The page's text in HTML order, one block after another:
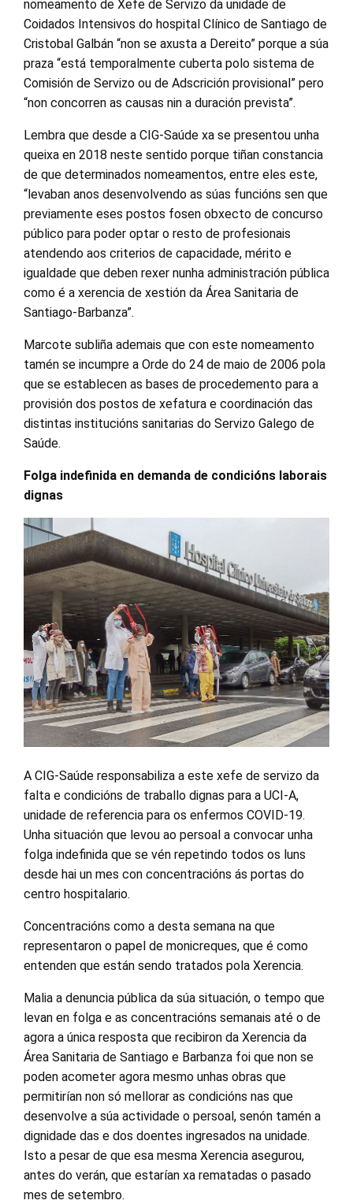
nomeamento de Xefe de Servizo da unidade de
Coidados Intensivos do hospital Clínico de Santiago de
Cristobal Galbán “non se axusta a Dereito” porque a súa
praza “está temporalmente cuberta polo sistema de
Comisión de Servizo ou de Adscrición provisional” pero
“non concorren as causas nin a duración prevista”.
Lembra que desde a CIG-Saúde xa se presentou unha
queixa en 2018 neste sentido porque tiñan constancia
de que determinados nomeamentos, entre eles este,
“levaban anos desenvolvendo as súas funcións sen que
previamente eses postos fosen obxecto de concurso
público para poder optar o resto de profesionais
atendendo aos criterios de capacidade, mérito e
igualdade que deben rexer nunha administración pública
como é a xerencia de xestión da Área Sanitaria de
Santiago-Barbanza”.
Marcote subliña ademais que con este nomeamento
tamén se incumpre a Orde do 24 de maio de 2006 pola
que se establecen as bases de procedemento para a
provisión dos postos de xefatura e coordinación das
distintas institucións sanitarias do Servizo Galego de
Saúde.
Folga indefinida en demanda de condicións laborais
dignas
A CIG-Saúde responsabiliza a este xefe de servizo da
falta e condicións de traballo dignas para a UCI-A,
unidade de referencia para os enfermos COVID-19.
Unha situación que levou ao persoal a convocar unha
folga indefinida que se vén repetindo todos os luns
desde hai un mes con concentracións ás portas do
centro hospitalario.
Concentracións como a desta semana na que
representaron o papel de monicreques, que é como
entenden que están sendo tratados pola Xerencia.
Malia a denuncia pública da súa situación, o tempo que
levan en folga e as concentracións semanais até o de
agora a única resposta que recibiron da Xerencia da
Área Sanitaria de Santiago e Barbanza foi que non se
poden acometer agora mesmo unhas obras que
permitirían non só mellorar as condicións nas que
desenvolve a súa actividade o persoal, senón tamén a
dignidade das e dos doentes ingresados na unidade.
Isto a pesar de que esa mesma Xerencia asegurou,
antes do verán, que estarían xa rematadas o pasado
mes de setembro.